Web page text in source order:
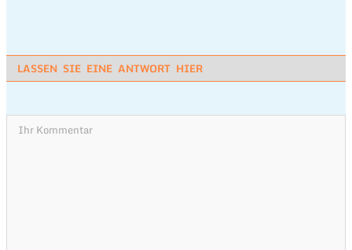
LASSEN SIE EINE ANTWORT HIER